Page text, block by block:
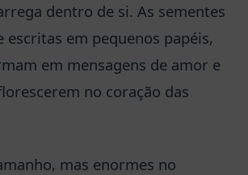
dentro de si. As sementes
escritas em pequenos papéis,
em mensagens de amor e
no coração das
mas enormes no